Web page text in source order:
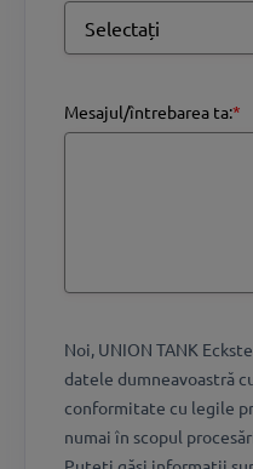
Mesajul/întrebarea ta:*
Noi, UNION TANK
datele dumneavoastră
conformitate cu legile
numai în scopul